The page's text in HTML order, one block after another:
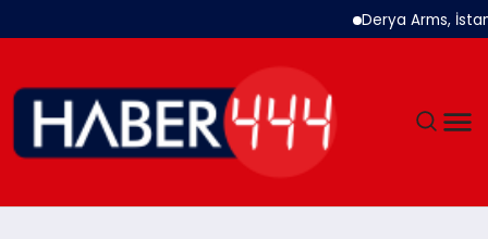
Derya Arms,